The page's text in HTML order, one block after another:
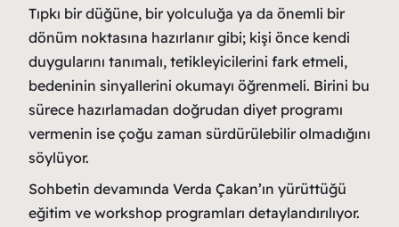
Tıpkı bir düğüne, bir yolculuğa ya da önemli bir
dönüm noktasına hazırlanır gibi; kişi önce kendi
duygularını tanımalı, tetikleyicilerini fark etmeli,
bedeninin sinyallerini okumayı öğrenmeli. Birini bu
sürece hazırlamadan doğrudan diyet programı
vermenin ise çoğu zaman sürdürülebilir olmadığını
söylüyor.
Sohbetin devamında Verda Çakan’ın yürüttüğü
eğitim ve workshop programları detaylandırılıyor.